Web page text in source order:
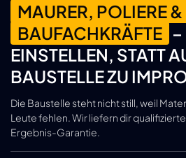
MAURER, POLIERE &
BAUFACHKRÄFTE
EINSTELLEN, STATT
BAUSTELLE ZU
Die Baustelle steht nicht still, weil
Leute fehlen. Wir liefern dir
Ergebnis-Garantie.